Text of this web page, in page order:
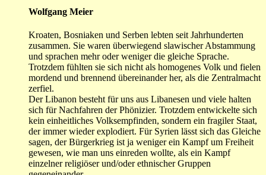
Wolfgang Meier
Kroaten, Bosniaken und Serben lebten seit Jahrhunderten
zusammen. Sie waren überwiegend slawischer Abstammung
und sprachen mehr oder weniger die gleiche Sprache.
Trotzdem fühlten sie sich nicht als homogenes Volk und fielen
mordend und brennend übereinander her, als die Zentralmacht
zerfiel.
Der Libanon besteht für uns aus Libanesen und viele halten
sich für Nachfahren der Phönizier. Trotzdem entwickelte sich
kein einheitliches Volksempfinden, sondern ein fragiler Staat,
der immer wieder explodiert. Für Syrien lässt sich das Gleiche
sagen, der Bürgerkrieg ist ja weniger ein Kampf um Freiheit
gewesen, wie man uns einreden wollte, als ein Kampf
einzelner religiöser und/oder ethnischer Gruppen